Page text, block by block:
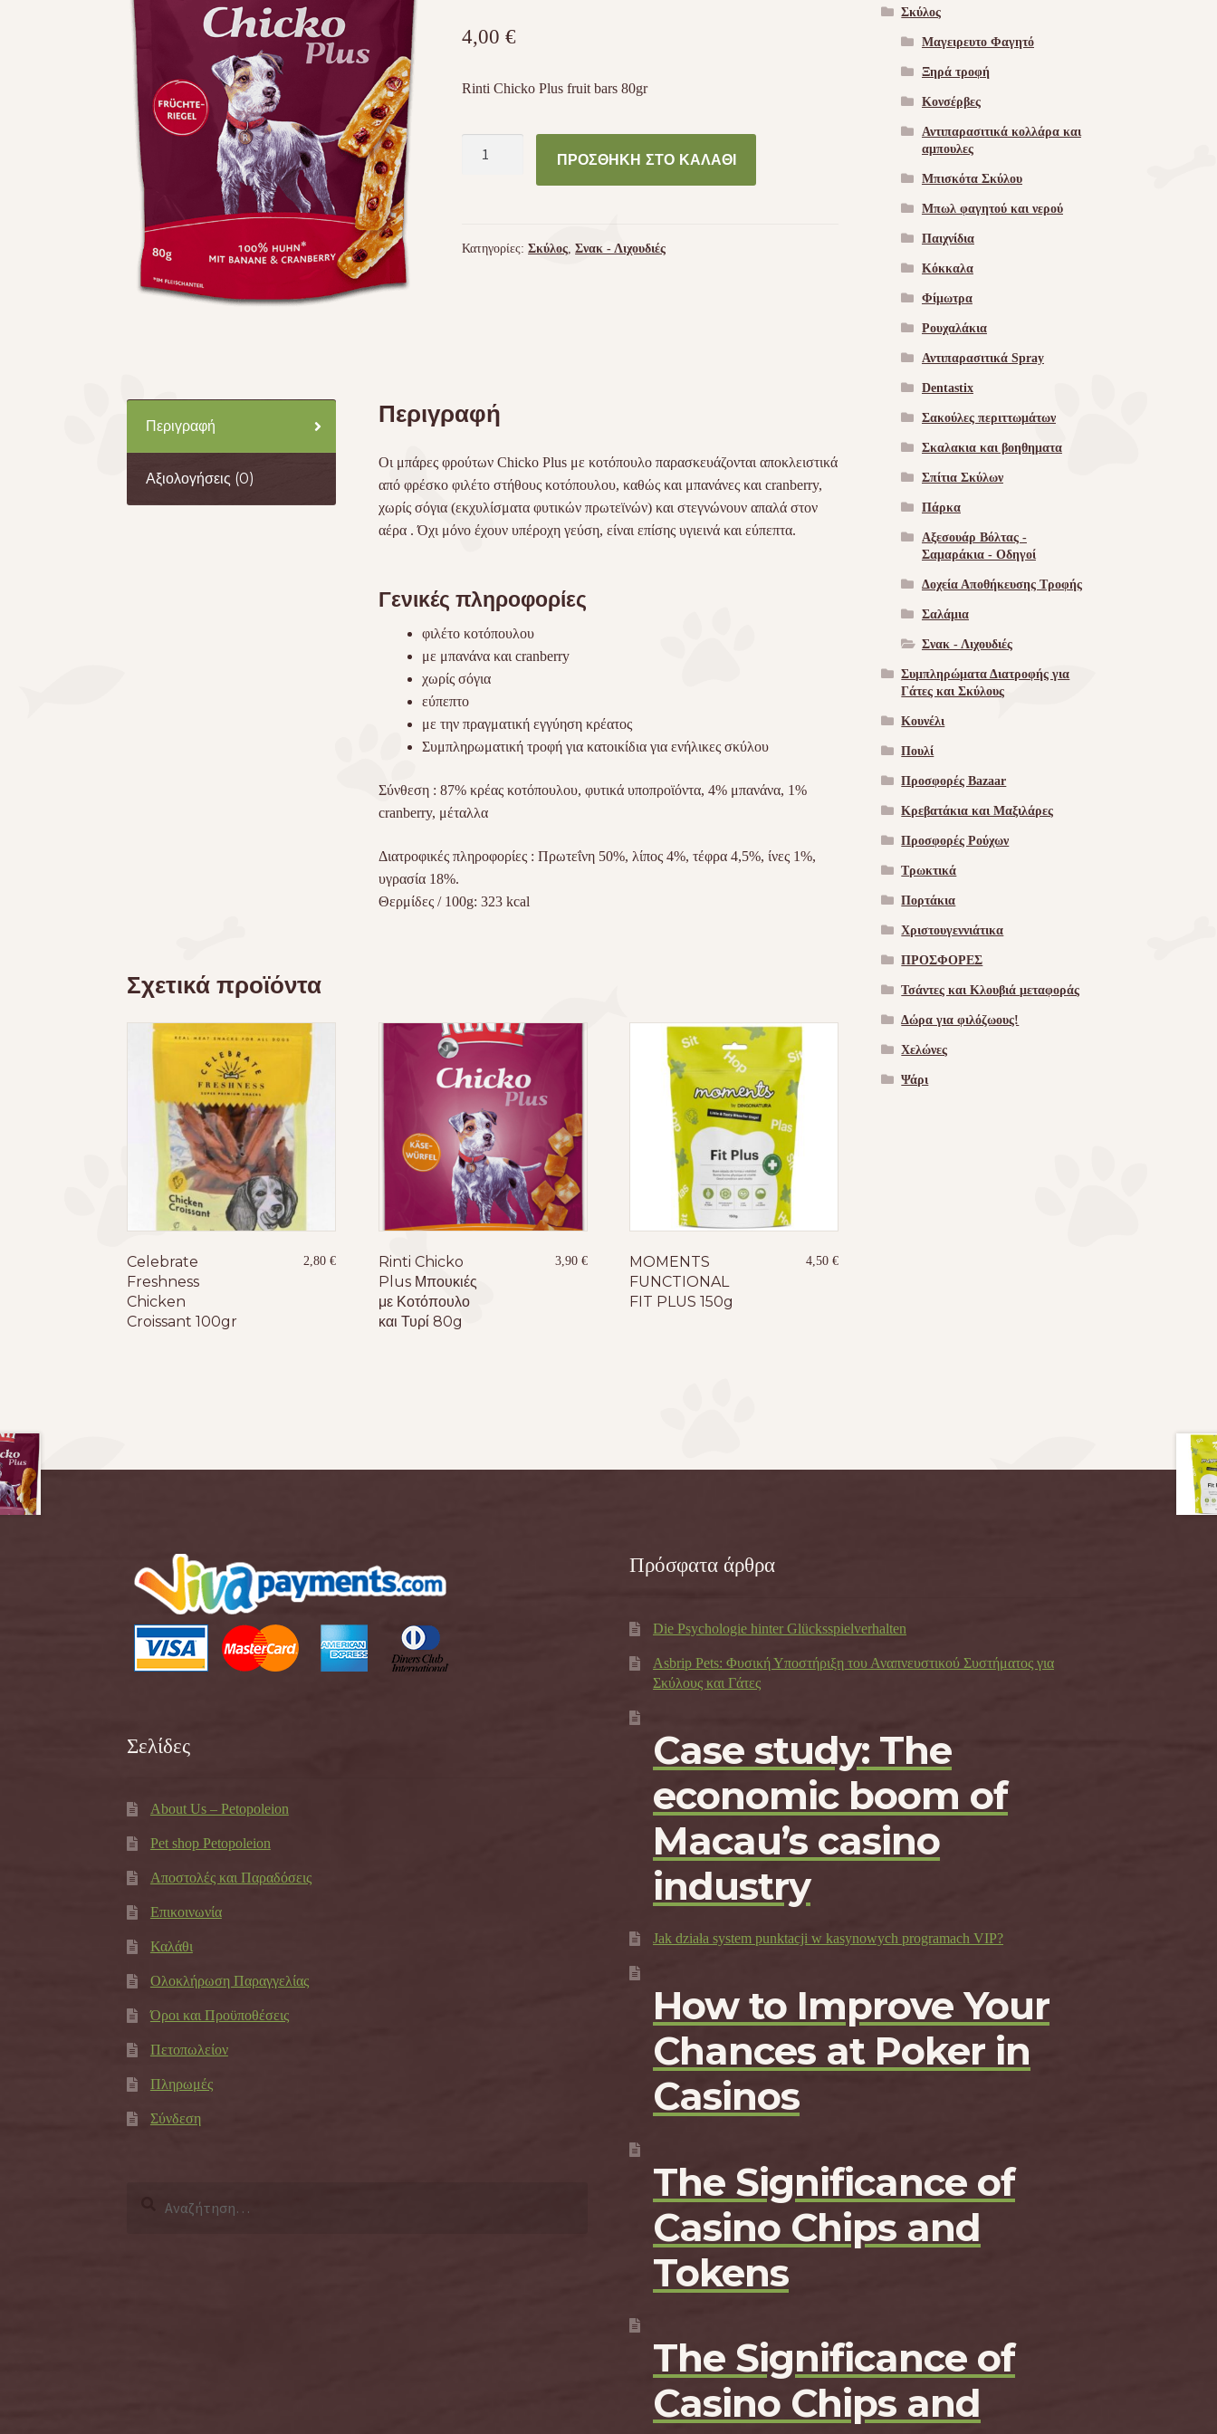
4,00€
Rinti Chicko Plus fruit bars 80gr
80gr
ΠΡΟΣΘΉΚΗ ΣΤΟ ΚΑΛΆΘΙ
Κατηγορίες:Σκύλος,Σνακ - Λιχουδιές
Περιγραφή
Αξιολογήσεις (0)
Περιγραφή
Οι μπάρες φρούτων Chicko Plus με κοτόπουλο παρασκευάζονται αποκλειστικά
από φρέσκο ​​φιλέτο στήθους κοτόπουλου, καθώς και μπανάνες και cranberry,
χωρίς σόγια (εκχυλίσματα φυτικών πρωτεϊνών) και στεγνώνουν απαλά στον
αέρα . Όχι μόνο έχουν υπέροχη γεύση, είναι επίσης υγιεινά και εύπεπτα.
Γενικές πληροφορίες
φιλέτο κοτόπουλου
με μπανάνα και cranberry
χωρίς σόγια
εύπεπτο
με την πραγματική εγγύηση κρέατος
Συμπληρωματική τροφή για κατοικίδια για ενήλικες σκύλου
Σύνθεση : 87% κρέας κοτόπουλου, φυτικά υποπροϊόντα, 4% μπανάνα, 1%
cranberry, μέταλλα
Διατροφικές πληροφορίες : Πρωτεΐνη 50%, λίπος 4%, τέφρα 4,5%, ίνες 1%,
υγρασία 18%.
Θερμίδες / 100g: 323 kcal
Σχετικά προϊόντα
Celebrate
Freshness
Chicken
Croissant 100gr
2,80€
Rinti Chicko
Plus Μπουκιές
με Κοτόπουλο
και Τυρί 80g
3,90 €
MOMENTS
FUNCTIONAL
FIT PLUS 150g
4,50€
Σκύλος
Μαγειρευτο Φαγητό
Ξηρά τροφή
Κονσέρβες
Αντιπαρασιτικά κολλάρα και
αμπουλες
Μπισκότα Σκύλου
Μπωλ φαγητού και νερού
Παιχνίδια
Κόκκαλα
Φίμωτρα
Ρουχαλάκια
Αντιπαρασιτικά Spray
Dentastix
Σακούλες περιττωμάτων
Σκαλακια και βοηθηματα
Σπίτια Σκύλων
Πάρκα
Αξεσουάρ Βόλτας -
Σαμαράκια - Οδηγοί
Δοχεία Αποθήκευσης Τροφής
Σαλάμια
Σνακ - Λιχουδιές
Συμπληρώματα Διατροφής για
Γάτες και Σκύλους
Κουνέλι
Πουλί
Προσφορές Bazaar
Κρεβατάκια και Μαξιλάρες
Προσφορές Ρούχων
Τρωκτικά
Πορτάκια
Χριστουγεννιάτικα
ΠΡΟΣΦΟΡΕΣ
Τσάντες και Κλουβιά μεταφοράς
Δώρα για φιλόζωους!
Χελώνες
Ψάρι
Σελίδες
About Us – Petopoleion
Pet shop Petopoleion
Αποστολές και Παραδόσεις
Επικοινωνία
Καλάθι
Ολοκλήρωση Παραγγελίας
Όροι και Προϋποθέσεις
Πετοπωλείον
Πληρωμές
Σύνδεση
Πρόσφατα άρθρα
Die Psychologie hinter Glücksspielverhalten
Asbrip Pets: Φυσική Υποστήριξη του Αναπνευστικού Συστήματος για
Σκύλους και Γάτες
Case study: The
economic boom of
Macau’s casino
industry
Jak działa system punktacji w kasynowych programach VIP?
How to Improve Your
Chances at Poker in
Casinos
The Significance of
Casino Chips and
Tokens
The Significance of
Casino Chips and